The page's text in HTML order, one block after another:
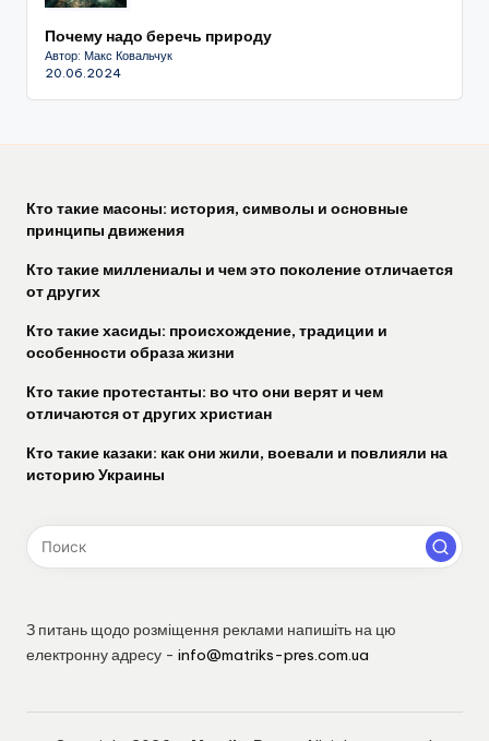
Почему надо беречь природу
Автор: Макс Ковальчук
20.06.2024
Кто такие масоны: история, символы и основные
принципы движения
Кто такие миллениалы и чем это поколение отличается
от других
Кто такие хасиды: происхождение, традиции и
особенности образа жизни
Кто такие протестанты: во что они верят и чем
отличаются от других христиан
Кто такие казаки: как они жили, воевали и повлияли на
историю Украины
З питань щодо розміщення реклами напишіть на цю
електронну адресу - info@matriks-pres.com.ua